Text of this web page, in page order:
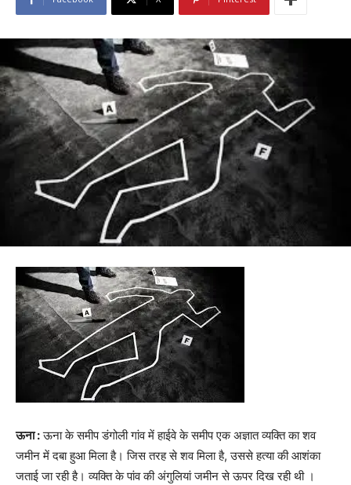
ऊना :ऊना के समीप डंगोली गांव में हाईवे के समीप एक अज्ञात व्यक्ति का शव
जमीन में दबा हुआ मिला है। जिस तरह से शव मिला है, उससे हत्या की आशंका
जताई जा रही है। व्यक्ति के पांव की अंगुलियां जमीन से ऊपर दिख रही थी ।